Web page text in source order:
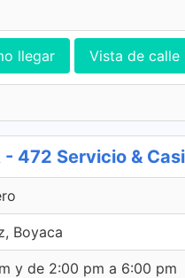
llegar Vista de calle
- 472 Servicio &
Boyaca
y de 2:00 pm a 6:00 pm